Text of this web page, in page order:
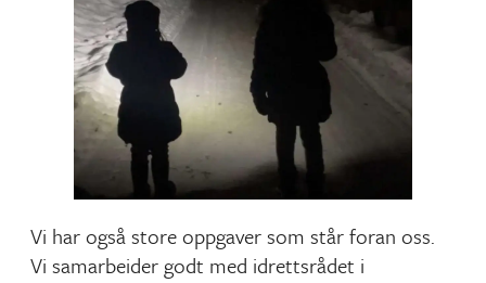
Vi har også store oppgaver som står foran oss.
Vi samarbeider godt med idrettsrådet i